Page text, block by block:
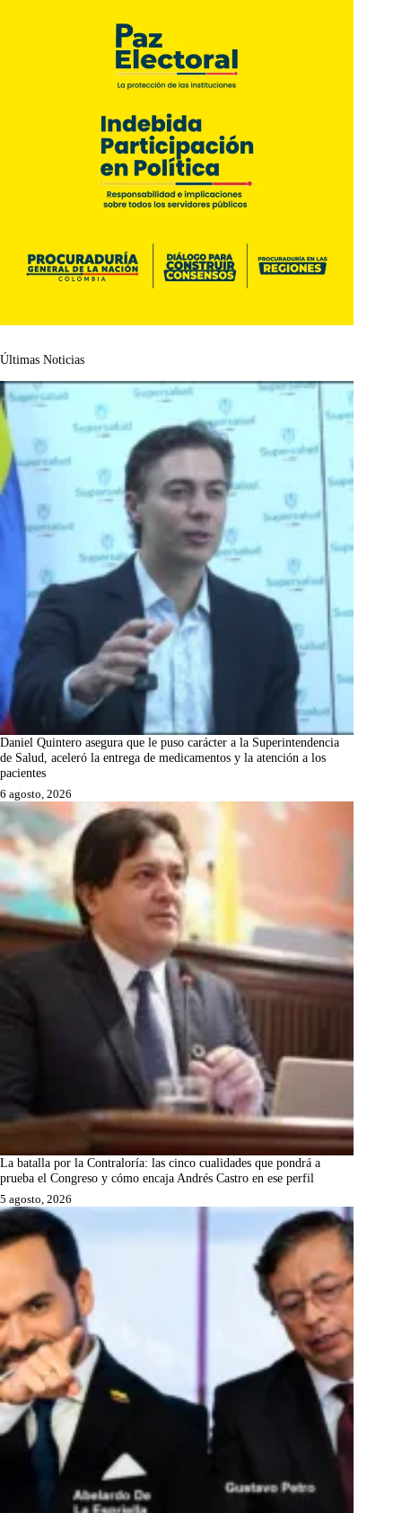
Últimas Noticias
Daniel Quintero asegura que le puso carácter a la Superintendencia
de Salud, aceleró la entrega de medicamentos y la atención a los
pacientes
6 agosto, 2026
La batalla por la Contraloría: las cinco cualidades que pondrá a
prueba el Congreso y cómo encaja Andrés Castro en ese perfil
5 agosto, 2026